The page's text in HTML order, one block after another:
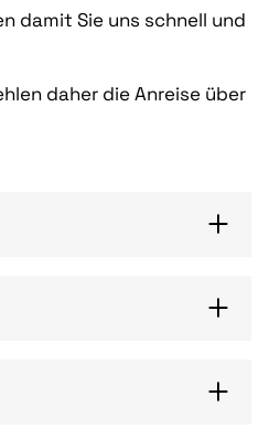
damit Sie uns schnell und
daher die Anreise über